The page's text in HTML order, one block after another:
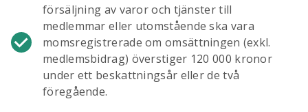
försäljning av varor och tjänster till
medlemmar eller utomstående ska vara
momsregistrerade om omsättningen (exkl.
medlemsbidrag) överstiger 120 000 kronor
under ett beskattningsår eller de två
föregående.